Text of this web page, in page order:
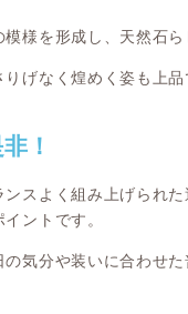
様を形成し、天然石ら
げなく煌めく姿も上品
！
スよく組み上げられ
ントです。
気分や装いに合わせた